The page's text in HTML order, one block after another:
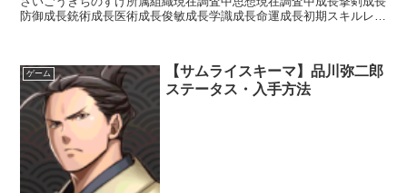
防御成長銃術成長医術成長俊敏成長学識成長命運成長初期スキルレア
ゲーム
【サムライスキーマ】品川弥二郎
ステータス・入手方法